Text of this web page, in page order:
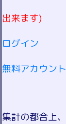
出来ます)
ログイン
無料アカウン
集計の都合上